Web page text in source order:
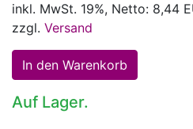
inkl. MwSt. 19%, Netto: 8,44
zzgl. Versand
Auf Lager.